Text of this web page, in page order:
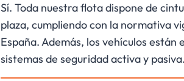
Sí. Toda nuestra flota dispone de
plaza, cumpliendo con la normativa
España. Además, los vehículos
sistemas de seguridad activa y pasiva.